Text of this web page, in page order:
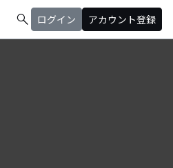
search ログイン アカウント登録